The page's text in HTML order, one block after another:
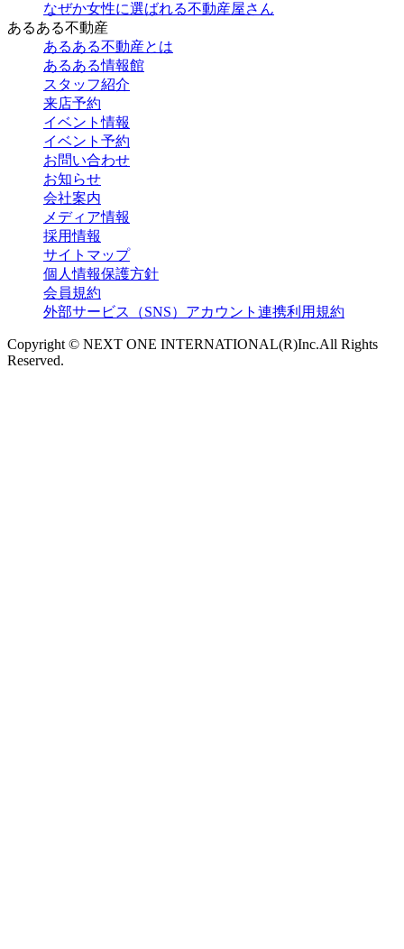
なぜか女性に選ばれる不動産屋さん
あるある不動産
あるある不動産とは
あるある情報館
スタッフ紹介
来店予約
イベント情報
イベント予約
お問い合わせ
お知らせ
会社案内
メディア情報
採用情報
サイトマップ
個人情報保護方針
会員規約
外部サービス（SNS）アカウント連携利用規約
Copyright © NEXT ONE INTERNATIONAL(R)Inc.All Rights
Reserved.